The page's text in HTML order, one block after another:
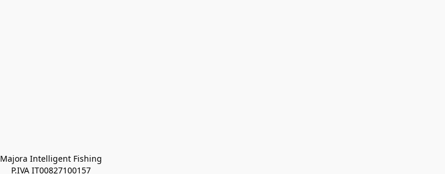
Majora Intelligent Fishing
P.IVA IT00827100157